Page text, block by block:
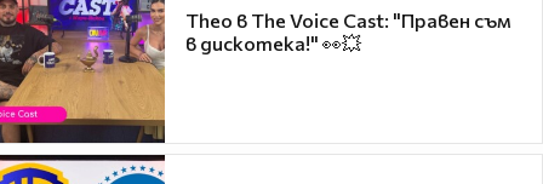
Theo в The Voice Cast: "Правен съм
в дискотека!" 👀💥